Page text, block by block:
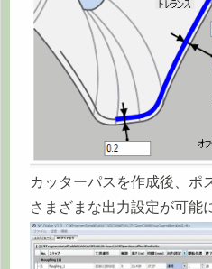
カッターパスを作成後、ポ
さまざまな出力設定が可能